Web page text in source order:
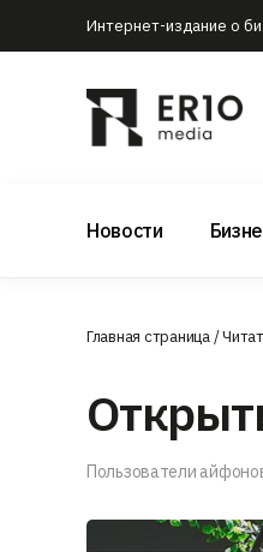
Интернет-издание о
Новости
Главная страница/
Пользователи